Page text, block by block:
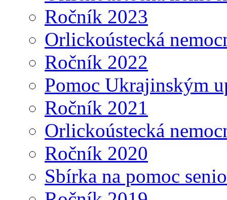
Ročník 2023
Orlickoústecká
Ročník 2022
Pomoc Ukrajinským
Ročník 2021
Orlickoústecká
Ročník 2020
Sbírka na pomoc